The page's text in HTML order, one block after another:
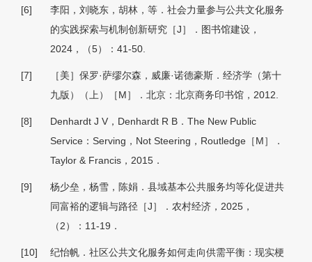
[6]
李阳，刘晓东，胡林，等．社会力量参与公共文化服务
的实践探索与机制创新研究［J］．图书馆建设，
2024，（5）：41-50.
[7]
［美］保罗·萨缪尔森，威廉·诺德豪斯．经济学（第十
九版）（上）［M］．北京：北京商务印书馆，2012.
[8]
Denhardt J V，Denhardt R B．The New Public
Service：Serving，Not Steering，Routledge［M］．
Taylor & Francis，2015．
[9]
杨少垒，杨雪，陈娟．县域基本公共服务均等化促进共
同富裕的逻辑与路径［J］．农村经济，2025，
（2）：11-19．
[10]
纪怡帆．社区公共文化服务如何走向供需平衡：现实梗